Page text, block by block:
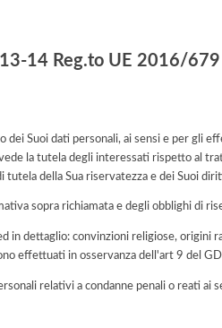
14 Reg.to UE 2016/679
Suoi dati personali, ai sensi e per gli
la tutela degli interessati rispetto al
della Sua riservatezza e dei Suoi
sopra richiamata e degli obblighi di
in dettaglio: convinzioni religiose, origini
effettuati in osservanza dell'art 9 del
relativi a condanne penali o reati ai